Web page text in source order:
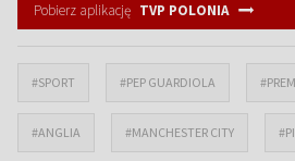
Pobierz aplikację TVP POLONIA
#SPORT #PEP GUARDIOLA
#ANGLIA #MANCHESTER CITY